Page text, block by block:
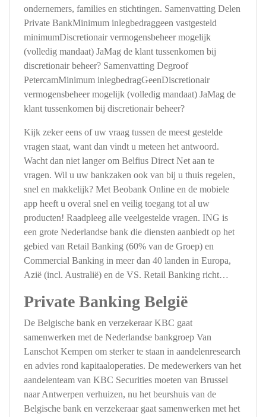
ondernemers, families en stichtingen. Samenvatting Delen
Private BankMinimum inlegbedraggeen vastgesteld
minimumDiscretionair vermogensbeheer mogelijk
(volledig mandaat) JaMag de klant tussenkomen bij
discretionair beheer? Samenvatting Degroof
PetercamMinimum inlegbedragGeenDiscretionair
vermogensbeheer mogelijk (volledig mandaat) JaMag de
klant tussenkomen bij discretionair beheer?
Kijk zeker eens of uw vraag tussen de meest gestelde
vragen staat, want dan vindt u meteen het antwoord.
Wacht dan niet langer om Belfius Direct Net aan te
vragen. Wil u uw bankzaken ook van bij u thuis regelen,
snel en makkelijk? Met Beobank Online en de mobiele
app heeft u overal snel en veilig toegang tot al uw
producten! Raadpleeg alle veelgestelde vragen. ING is
een grote Nederlandse bank die diensten aanbiedt op het
gebied van Retail Banking (60% van de Groep) en
Commercial Banking in meer dan 40 landen in Europa,
Azië (incl. Australië) en de VS. Retail Banking richt…
Private Banking België
De Belgische bank en verzekeraar KBC gaat
samenwerken met de Nederlandse bankgroep Van
Lanschot Kempen om sterker te staan in aandelenresearch
en advies rond kapitaaloperaties. De medewerkers van het
aandelenteam van KBC Securities moeten van Brussel
naar Antwerpen verhuizen, nu het beurshuis van de
Belgische bank en verzekeraar gaat samenwerken met het